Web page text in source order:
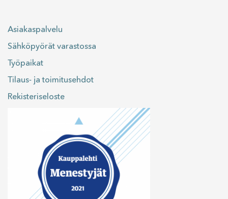
Asiakaspalvelu
Sähköpyörät varastossa
Työpaikat
Tilaus- ja toimitusehdot
Rekisteriseloste